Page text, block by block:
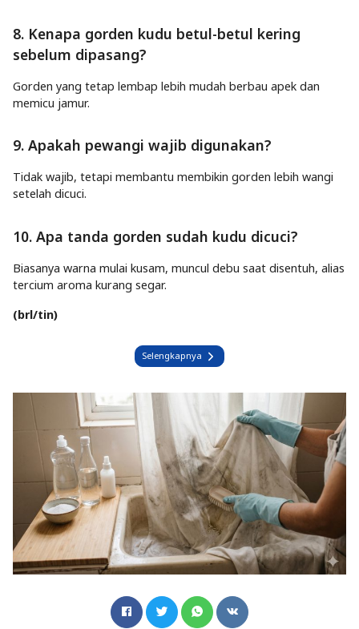
8. Kenapa gorden kudu betul-betul kering
sebelum dipasang?
Gorden yang tetap lembap lebih mudah berbau apek dan
memicu jamur.
9. Apakah pewangi wajib digunakan?
Tidak wajib, tetapi membantu membikin gorden lebih wangi
setelah dicuci.
10. Apa tanda gorden sudah kudu dicuci?
Biasanya warna mulai kusam, muncul debu saat disentuh, alias
tercium aroma kurang segar.
(brl/tin)
Selengkapnya